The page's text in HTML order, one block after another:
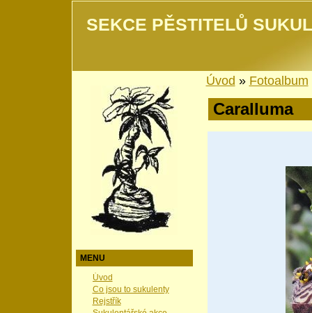
SEKCE PĚSTITELŮ
MENU
Úvod
Co jsou to sukulenty
Rejstřík
Úvod » Fotoalbum
Caralluma